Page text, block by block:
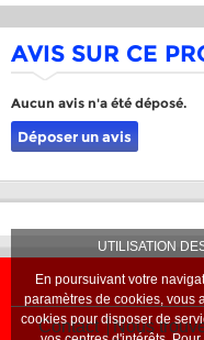
UTILISATION
En poursuivant votre
paramètres de cookies, vous
cookies pour disposer de
AVIS SUR CE
Aucun avis n'a été déposé.
Déposer un avis
Contact Nous